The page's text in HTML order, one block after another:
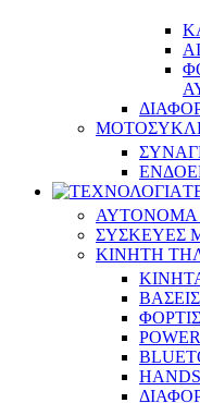
ΑΥΤΟΝΟΜΑ
ΣΥΣΚΕΥΕΣ
ΚΙΝΗΤΗ